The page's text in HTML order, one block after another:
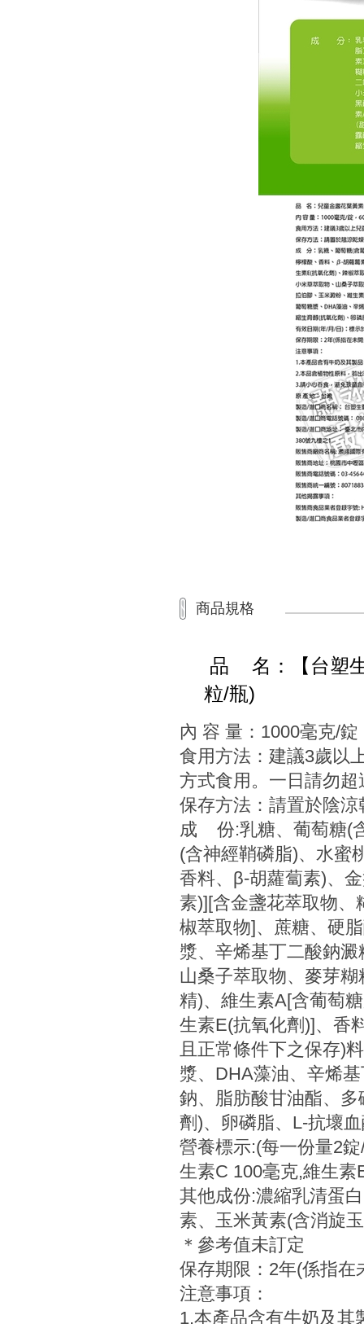
商品規格
品 名：【台塑
粒/瓶)
內 容 量：1000毫克/錠
食用方法：建議3歲以
方式食用。一日請勿
保存方法：請置於陰
成 份:乳糖、葡萄糖(
(含神經鞘磷脂)、水蜜
香料、β-胡蘿蔔素)、
素)][含金盞花萃取物、
椒萃取物]、蔗糖、硬
漿、辛烯基丁二酸鈉
山桑子萃取物、麥芽
精)、維生素A[含葡萄
生素E(抗氧化劑)]、香
且正常條件下之保存)
漿、DHA藻油、辛烯
鈉、脂肪酸甘油酯、
劑)、卵磷脂、L-抗壞
營養標示:(每一份量2
生素C 100毫克,維生
其他成份:濃縮乳清蛋
素、玉米黃素(含消旋
＊參考值未訂定
保存期限：2年(係指在
注意事項：
1.本產品含有牛奶及其